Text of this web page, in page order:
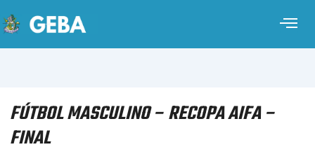
FÚTBOL MASCULINO – RECOPA AIFA –
FINAL